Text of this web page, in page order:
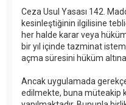
Ceza Usul Yasası 142.
kesinleştiğinin ilgilisine
her halde karar veya
bir yıl içinde tazminat
açma süresini hüküm altına
Ancak uygulamada
edilmekte, buna müteakip